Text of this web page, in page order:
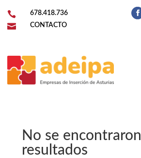
 678.418.736
 CONTACTO
No se encontraron
resultados